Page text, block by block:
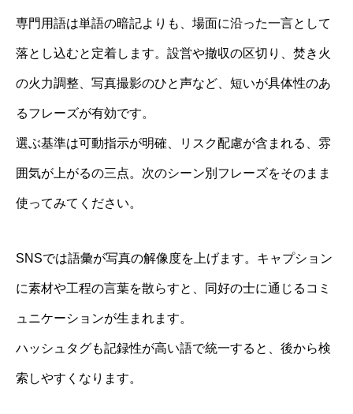
専門用語は単語の暗記よりも、場面に沿った一言として
落とし込むと定着します。設営や撤収の区切り、焚き火
の火力調整、写真撮影のひと声など、短いが具体性のあ
るフレーズが有効です。
選ぶ基準は可動指示が明確、リスク配慮が含まれる、雰
囲気が上がるの三点。次のシーン別フレーズをそのまま
使ってみてください。
SNSでは語彙が写真の解像度を上げます。キャプション
に素材や工程の言葉を散らすと、同好の士に通じるコミ
ュニケーションが生まれます。
ハッシュタグも記録性が高い語で統一すると、後から検
索しやすくなります。